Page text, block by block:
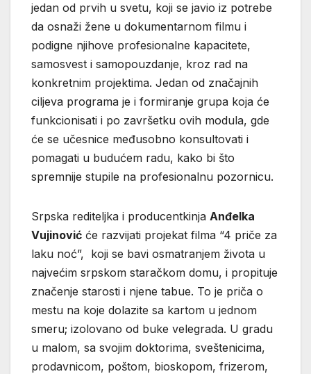
jedan od prvih u svetu, koji se javio iz potrebe
da osnaži žene u dokumentarnom filmu i
podigne njihove profesionalne kapacitete,
samosvest i samopouzdanje, kroz rad na
konkretnim projektima. Jedan od značajnih
ciljeva programa je i formiranje grupa koja će
funkcionisati i po završetku ovih modula, gde
će se učesnice međusobno konsultovati i
pomagati u budućem radu, kako bi što
spremnije stupile na profesionalnu pozornicu.
Srpska rediteljka i producentkinja Anđelka
Vujinović će razvijati projekat filma “4 priče za
laku noć”, koji se bavi osmatranjem života u
najvećim srpskom staračkom domu, i propituje
značenje starosti i njene tabue. To je priča o
mestu na koje dolazite sa kartom u jednom
smeru; izolovano od buke velegrada. U gradu
u malom, sa svojim doktorima, sveštenicima,
prodavnicom, poštom, bioskopom, frizerom,